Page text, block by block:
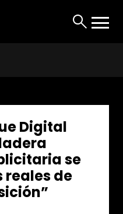
Digital
se
reales de